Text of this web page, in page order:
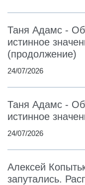
Таня Адамс -
истинное
(продолжение)
24/07/2026
Таня Адамс -
истинное
24/07/2026
Алексей
запутались.